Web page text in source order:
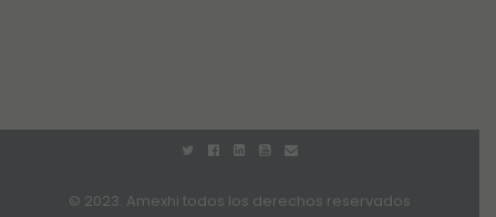
© 2023. Amexhi todos los derechos reservados